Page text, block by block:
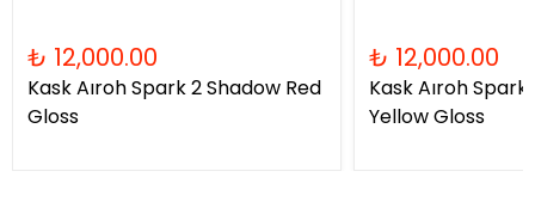
₺ 12,000.00
Kask Aıroh Spark 2 Shadow Red
Gloss
₺ 12,000.00
Kask Aıroh
Yellow Gloss